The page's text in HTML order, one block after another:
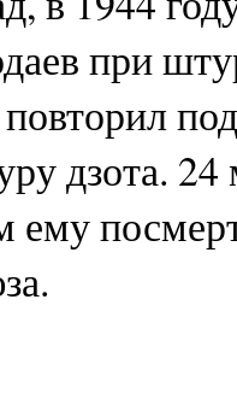
при
дзота.
ему